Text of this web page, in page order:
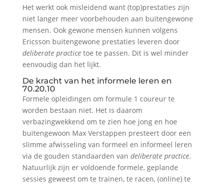
Het werkt ook misleidend want (top)prestaties zijn
niet langer meer voorbehouden aan buitengewone
mensen. Ook gewone mensen kunnen volgens
Ericsson buitengewone prestaties leveren door
deliberate practicetoe te passen. Dit is wel minder
eenvoudig dan het lijkt.
De kracht van het informele leren en
70.20.10
Formele opleidingen om formule 1 coureur te
worden bestaan niet. Het is daarom
verbazingwekkend om te zien hoe jong en hoe
buitengewoon Max Verstappen presteert door een
slimme afwisseling van formeel en informeel leren
via de gouden standaarden van deliberate practice.
Natuurlijk zijn er voldoende formele, geplande
sessies geweest om te trainen, te racen, (online) te